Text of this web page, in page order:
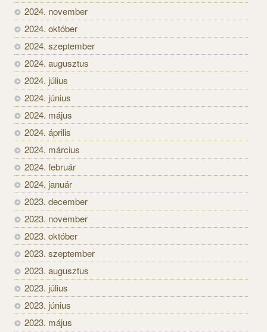
2024. november
2024. október
2024. szeptember
2024. augusztus
2024. július
2024. június
2024. május
2024. április
2024. március
2024. február
2024. január
2023. december
2023. november
2023. október
2023. szeptember
2023. augusztus
2023. július
2023. június
2023. május